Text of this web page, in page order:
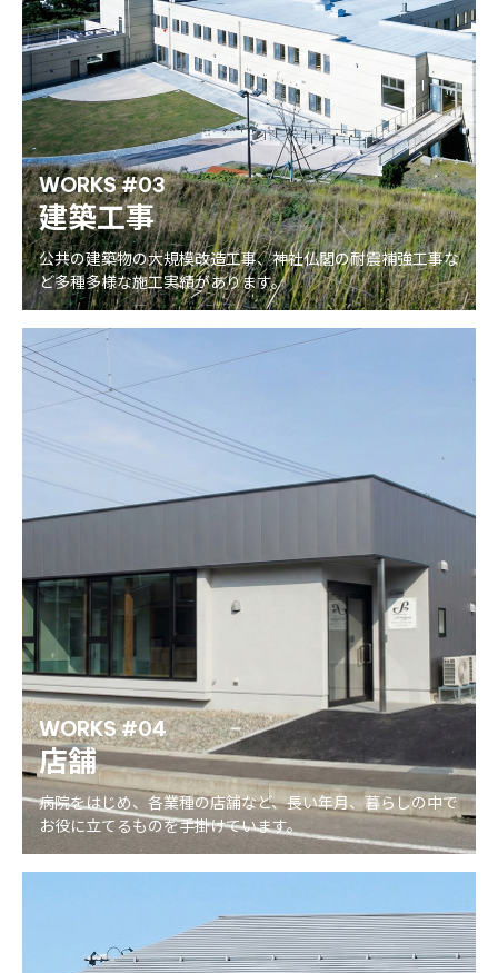
WORKS #03
建築工事
公共の建築物の大規模改造工事、神社仏閣の耐震補強工事な
ど多種多様な施工実績があります。
WORKS #04
店舗
病院をはじめ、各業種の店舗など、長い年月、暮らしの中で
お役に立てるものを手掛けています。